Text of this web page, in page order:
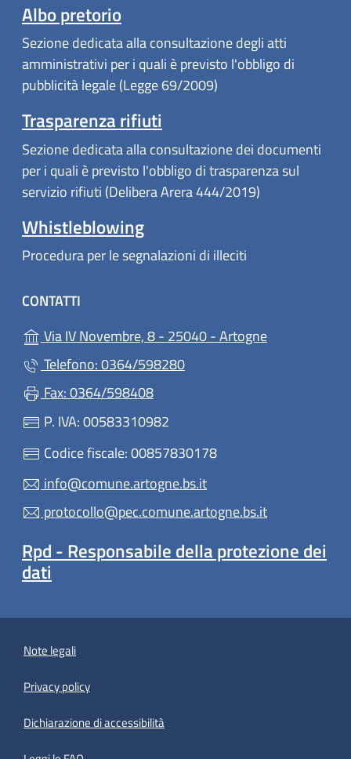
Albo pretorio
Sezione dedicata alla consultazione degli atti
amministrativi per i quali è previsto l'obbligo di
pubblicità legale (Legge 69/2009)
Trasparenza rifiuti
Sezione dedicata alla consultazione dei documenti
per i quali è previsto l'obbligo di trasparenza sul
servizio rifiuti (Delibera Arera 444/2019)
Whistleblowing
Procedura per le segnalazioni di illeciti
CONTATTI
Via IV Novembre, 8 - 25040 - Artogne(apre in
Telefono: 0364/598280
Fax: 0364/598408
P. IVA: 00583310982
Codice fiscale: 00857830178
info@comune.artogne.bs.it
protocollo@pec.comune.artogne.bs.it
Rpd - Responsabile della protezione dei
dati
Note legali
Privacy policy
Dichiarazione di accessibilità